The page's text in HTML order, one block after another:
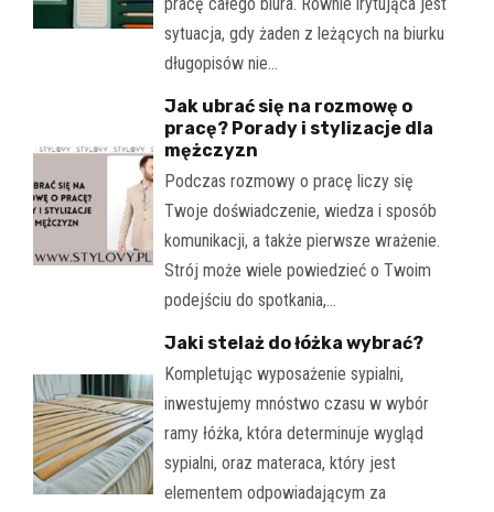
sytuacja, gdy żaden z leżących na biurku
długopisów nie…
Jak ubrać się na rozmowę o
pracę? Porady i stylizacje dla
mężczyzn
Podczas rozmowy o pracę liczy się
Twoje doświadczenie, wiedza i sposób
komunikacji, a także pierwsze wrażenie.
Strój może wiele powiedzieć o Twoim
podejściu do spotkania,…
Jaki stelaż do łóżka wybrać?
Kompletując wyposażenie sypialni,
inwestujemy mnóstwo czasu w wybór
ramy łóżka, która determinuje wygląd
sypialni, oraz materaca, który jest
elementem odpowiadającym za